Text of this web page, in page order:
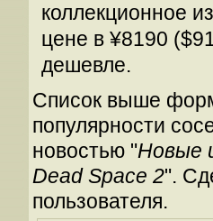
коллекционное
цене в ¥8190
дешевле.
Список выше
популярности
новостью "Новые
Dead Space 2".
пользователя.